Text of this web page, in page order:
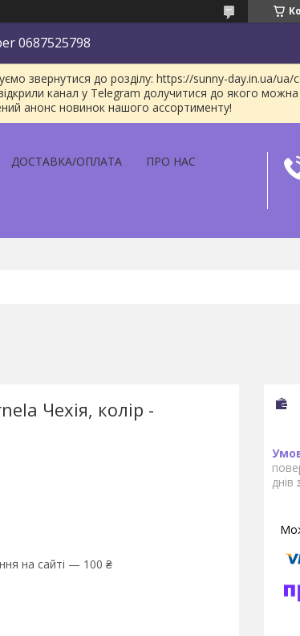
0687525798
звернутися до розділу: https://sunny-day.in.ua/
канал у Telegram долучитися до якого
анонс новинок нашого ассортименту!
ДОСТАВКА/ОПЛАТА ПРО НАС
Чехія, колір -
на сайті — 100 ₴
днів